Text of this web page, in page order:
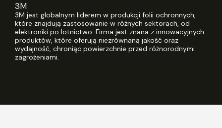
3M
3M jest globalnym liderem w produkcji folii ochronnych,
które znajdują zastosowanie w różnych sektorach, od
elektroniki po lotnictwo. Firma jest znana z innowacyjnych
produktów, które oferują niezrównaną jakość oraz
wydajność, chroniąc powierzchnie przed różnorodnymi
zagrożeniami.